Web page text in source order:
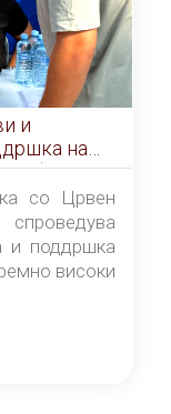
и
на
бран
со Црвен
и поддршка
високи